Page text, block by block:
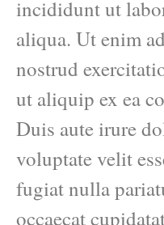
incididunt ut
aliqua. Ut enim
nostrud
ut aliquip ex ea
Duis aute irure
voluptate velit
fugiat nulla
occaecat